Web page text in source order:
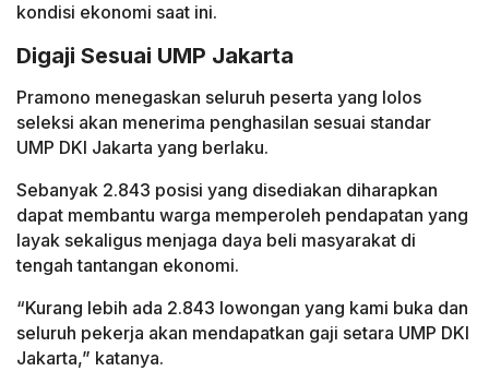
kondisi ekonomi saat ini.
Digaji Sesuai UMP Jakarta
Pramono menegaskan seluruh peserta yang lolos
seleksi akan menerima penghasilan sesuai standar
UMP DKI Jakarta yang berlaku.
Sebanyak 2.843 posisi yang disediakan diharapkan
dapat membantu warga memperoleh pendapatan yang
layak sekaligus menjaga daya beli masyarakat di
tengah tantangan ekonomi.
“Kurang lebih ada 2.843 lowongan yang kami buka dan
seluruh pekerja akan mendapatkan gaji setara UMP DKI
Jakarta,” katanya.